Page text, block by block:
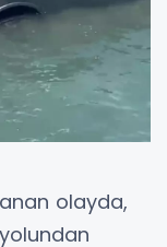
olayda,